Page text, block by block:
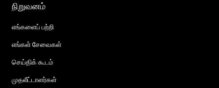
நிறுவனம்
எங்களைப் பற்றி
எங்கள் சேவைகள்
செய்திக் கூடம்
முதலீட்டாளர்கள்